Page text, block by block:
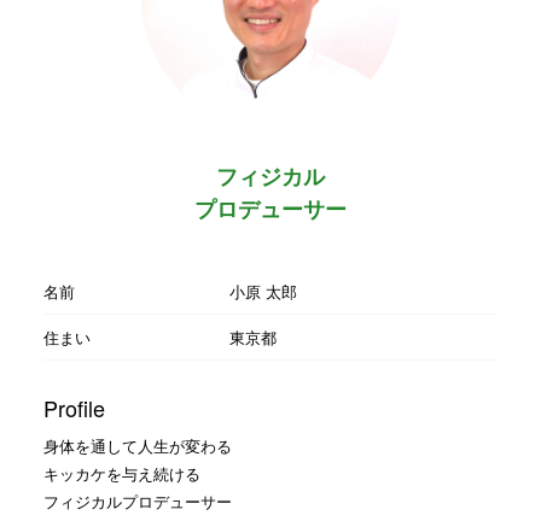
フィジカル
プロデューサー
名前
小原 太郎
住まい
東京都
Profile
身体を通して人生が変わる
キッカケを与え続ける
フィジカルプロデューサー